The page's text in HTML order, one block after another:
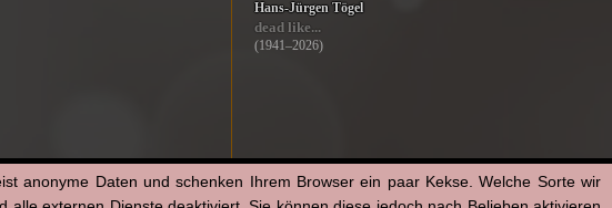
Hans-Jürgen Tögel
dead like...
(1941–2026)
anonyme Daten und schenken Ihrem Browser ein paar Kekse. Welche Sorte wir